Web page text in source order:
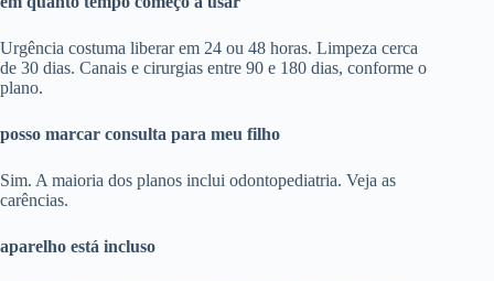
Urgência costuma liberar em 24 ou 48 horas. Limpeza cerca
de 30 dias. Canais e cirurgias entre 90 e 180 dias, conforme o
plano.
posso marcar consulta para meu filho
Sim. A maioria dos planos inclui odontopediatria. Veja as
carências.
aparelho está incluso